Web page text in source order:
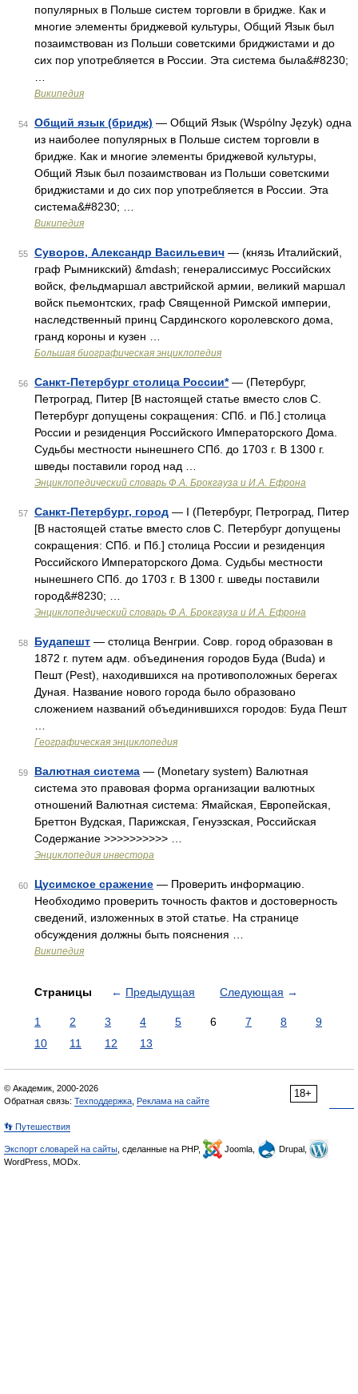
популярных в Польше систем торговли в бридже. Как и
многие элементы бриджевой культуры, Общий Язык был
позаимствован из Польши советскими бриджистами и до
сих пор употребляется в России. Эта система была&#8230;
Википедия
54 Общий язык (бридж) — Общий Язык (Wspólny Język) одна
из наиболее популярных в Польше систем торговли в
бридже. Как и многие элементы бриджевой культуры,
Общий Язык был позаимствован из Польши советскими
бриджистами и до сих пор употребляется в России. Эта
система&#8230; …
Википедия
55 Суворов, Александр Васильевич — (князь Италийский,
граф Рымникский) &mdash; генералиссимус Российских
войск, фельдмаршал австрийской армии, великий маршал
войск пьемонтских, граф Священной Римской империи,
наследственный принц Сардинского королевского дома,
гранд короны и кузен …
Большая биографическая энциклопедия
56 Санкт-Петербург столица России*— (Петербург,
Петроград, Питер [В настоящей статье вместо слов С.
Петербург допущены сокращения: СПб. и Пб.] столица
России и резиденция Российского Императорского Дома.
Судьбы местности нынешнего СПб. до 1703 г. В 1300 г.
шведы поставили город над …
Энциклопедический словарь Ф.А. Брокгауза и И.А. Ефрона
57 Санкт-Петербург, город — I (Петербург, Петроград, Питер
[В настоящей статье вместо слов С. Петербург допущены
сокращения: СПб. и Пб.] столица России и резиденция
Российского Императорского Дома. Судьбы местности
нынешнего СПб. до 1703 г. В 1300 г. шведы поставили
город&#8230; …
Энциклопедический словарь Ф.А. Брокгауза и И.А. Ефрона
58 Будапешт — столица Венгрии. Совр. город образован в
1872 г. путем адм. объединения городов Буда (Buda) и
Пешт (Pest), находившихся на противоположных берегах
Дуная. Название нового города было образовано
сложением названий объединившихся городов: Буда Пешт
Географическая энциклопедия
59 Валютная система — (Monetary system) Валютная
система это правовая форма организации валютных
отношений Валютная система: Ямайская, Европейская,
Бреттон Вудская, Парижская, Генуэзская, Российская
Содержание >>>>>>>>>> …
Энциклопедия инвестора
60 Цусимское сражение — Проверить информацию.
Необходимо проверить точность фактов и достоверность
сведений, изложенных в этой статье. На странице
обсуждения должны быть пояснения …
Википедия
Страницы ← Предыдущая Следующая →
1 2 3 4 5 6 7 8
9
10
11 12 13
18+
© Академик, 2000-2026
Обратная связь: Техподдержка Реклама на сайте
👣 Путешествия
Экспорт словарей на сайты , сделанные на PHP, Joomla,
Drupal,
WordPress, MODx.